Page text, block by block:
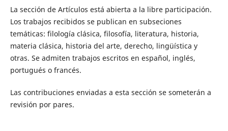
La sección de Artículos está abierta a la libre participación.
Los trabajos recibidos se publican en subseciones
temáticas: filología clásica, filosofía, literatura, historia,
materia clásica, historia del arte, derecho, lingüística y
otras. Se admiten trabajos escritos en español, inglés,
portugués o francés.
Las contribuciones enviadas a esta sección se someterán a
revisión por pares.